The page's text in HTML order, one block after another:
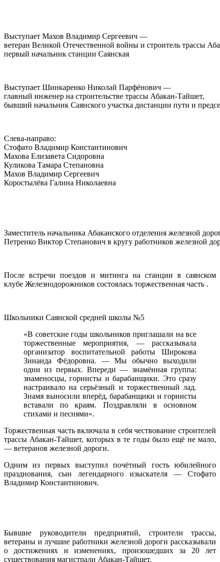
Выступает Махов Владимир Сергеевич —
ветеран Великой Отечественной войны и строитель трассы
первый начальник станции Саянская
Выступает Шинкаренко Николай Парфёнович —
главный инженер на строительстве трассы Абакан-Тайшет,
бывший начальник Саянского участка дистанции пути и
Слева-направо:
Стофато Владимир Константинович
Махова Елизавета Сидоровна
Куликова Тамара Степановна
Махов Владимир Сергеевич
Коростылёва Галина Николаевна
Заместитель начальника Абаканского отделения железной
Петренко Виктор Степанович в кругу работников железной
После встречи поездов и митинга на станции в саянском
клубе Железнодорожников состоялась торжественная часть .
Школьники Саянской средней школы №5
«В советские годы школьников приглашали на все
торжественные мероприятия, — рассказывала
организатор воспитательной работы Широкова
Зинаида Фёдоровна. — Мы обычно выходили
одни из первых. Впереди — знамённая группа:
знаменосцы, горнисты и барабанщики. Это сразу
настраивало на серьёзный и торжественный лад.
Знамя выносили вперёд, барабанщики и горнисты
вставали по краям. Поздравляли в основном
стихами и песнями».
Торжественная часть включала в себя чествование строителей
трассы Абакан-Тайшет, которых в те годы было ещё не мало,
— ветеранов железной дороги.
Одним из первых выступил почётный гость юбилейного
празднования, сын легендарного изыскателя — Стофато
Владимир Константинович.
Бывшие руководители предприятий, строители трассы,
ветераны и лучшие работники железной дороги рассказывали
о достижениях и изменениях, произошедших за 20 лет
существования магистрали Абакан-Тайшет.